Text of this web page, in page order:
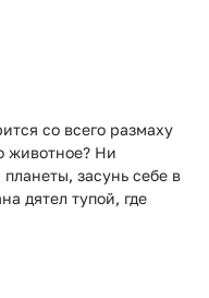
со всего размаху
животное? Ни
засунь себе в
дятел тупой, где